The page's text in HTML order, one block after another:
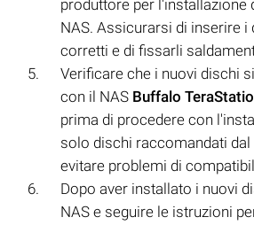
produttore per l'installazione
NAS. Assicurarsi di inserire i
corretti e di fissarli
Verificare che i nuovi dischi
con il NAS Buffalo
prima di procedere con
solo dischi raccomandati
evitare problemi di
Dopo aver installato i nuovi
NAS e seguire le istruzioni